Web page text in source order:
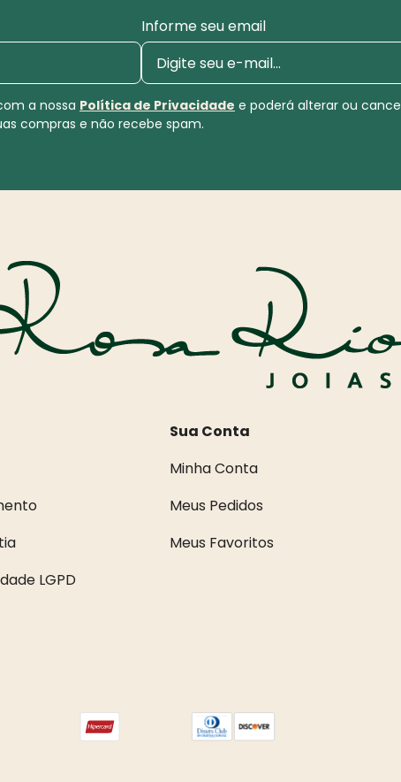
Informe seu email
a nossa Política de Privacidade e poderá alterar ou
compras e não recebe spam.
LGPD
Sua Conta
Minha Conta
Meus Pedidos
Meus Favoritos